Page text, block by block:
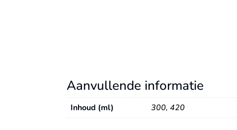
Aanvullende informatie
Inhoud (ml) 300, 420